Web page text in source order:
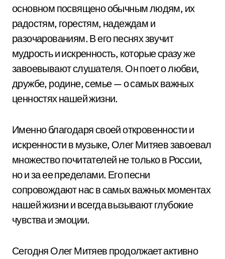
основном посвящено обычным людям, их
радостям, горестям, надеждам и
разочарованиям. В его песнях звучит
мудрость и искренность, которые сразу же
завоевывают слушателя. Он поет о любви,
дружбе, родине, семье — о самых важных
ценностях нашей жизни.
Именно благодаря своей откровенности и
искренности в музыке, Олег Митяев завоевал
множество почитателей не только в России,
но и за ее пределами. Его песни
сопровождают нас в самых важных моментах
нашей жизни и всегда вызывают глубокие
чувства и эмоции.
Сегодня Олег Митяев продолжает активно